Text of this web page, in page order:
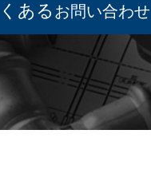
ある お問い合わせ